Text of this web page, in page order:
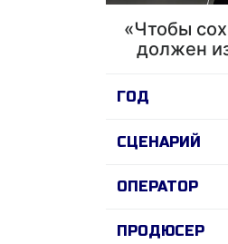
«Чтобы
должен
ГОД
СЦЕНАРИЙ
ОПЕРАТОР
ПРОДЮСЕР